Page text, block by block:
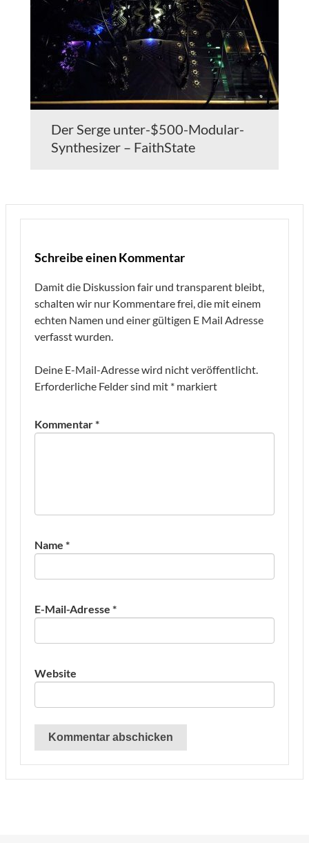
Der Serge unter-$500-Modular-
Synthesizer – FaithState
Schreibe einen Kommentar
Damit die Diskussion fair und transparent bleibt,
schalten wir nur Kommentare frei, die mit einem
echten Namen und einer gültigen E Mail Adresse
verfasst wurden.
Deine E-Mail-Adresse wird nicht veröffentlicht.
Erforderliche Felder sind mit * markiert
Kommentar*
Name *
E-Mail-Adresse *
Website